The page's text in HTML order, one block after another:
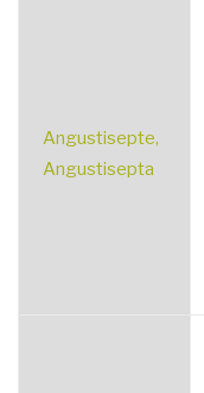
Angustisepte,
Angustisepta